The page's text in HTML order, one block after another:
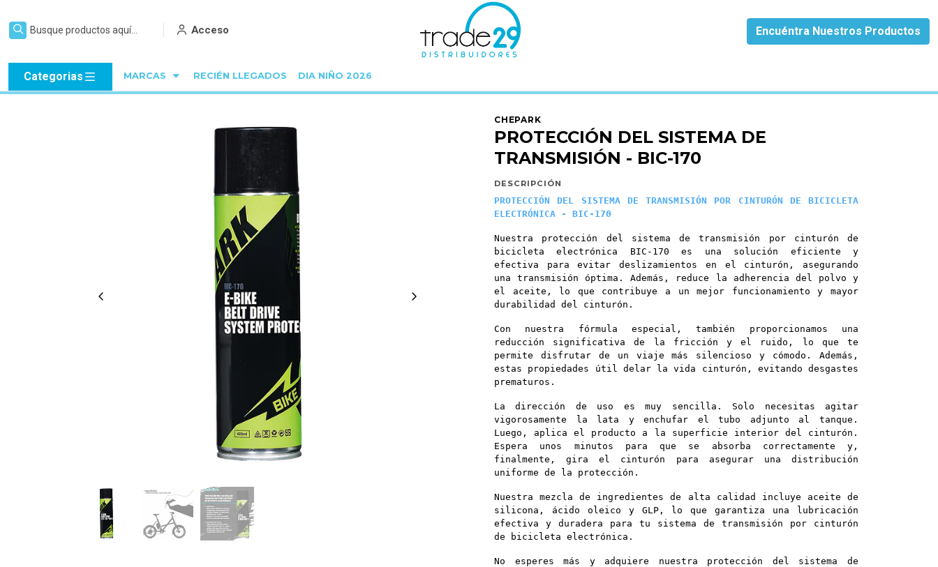
Acceso Encuéntra Nuestros Productos
Categorias MARCAS RECIÉN LLEGADOS DIA NIÑO 2026
Inicio Lubricantes Y Limpieza
CHEPARK
PROTECCIÓN DEL SISTEMA DE
TRANSMISIÓN - BIC-170
DESCRIPCIÓN
PROTECCIÓN DEL SISTEMA DE TRANSMISIÓN POR CINTURÓN DE BICICLETA
ELECTRÓNICA - BIC-170
Nuestra protección del sistema de transmisión por cinturón de
bicicleta electrónica BIC-170 es una solución eficiente y
efectiva para evitar deslizamientos en el cinturón, asegurando
una transmisión óptima. Además, reduce la adherencia del polvo y
el aceite, lo que contribuye a un mejor funcionamiento y mayor
durabilidad del cinturón.
Con nuestra fórmula especial, también proporcionamos una
reducción significativa de la fricción y el ruido, lo que te
permite disfrutar de un viaje más silencioso y cómodo. Además,
estas propiedades útil delar la vida cinturón, evitando desgastes
prematuros.
La dirección de uso es muy sencilla. Solo necesitas agitar
vigorosamente la lata y enchufar el tubo adjunto al tanque.
Luego, aplica el producto a la superficie interior del cinturón.
Espera unos minutos para que se absorba correctamente y,
finalmente, gira el cinturón para asegurar una distribución
uniforme de la protección.
Nuestra mezcla de ingredientes de alta calidad incluye aceite de
silicona, ácido oleico y GLP, lo que garantiza una lubricación
efectiva y duradera para tu sistema de transmisión por cinturón
de bicicleta electrónica.
No esperes más y adquiere nuestra protección del sistema de